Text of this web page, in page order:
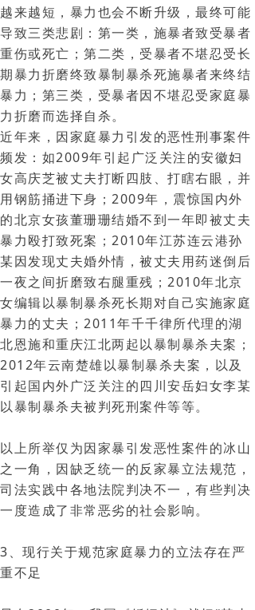
越来越短，暴力也会不断升级，最终可能
导致三类悲剧：第一类，施暴者致受暴者
重伤或死亡；第二类，受暴者不堪忍受长
期暴力折磨终致暴制暴杀死施暴者来终结
暴力；第三类，受暴者因不堪忍受家庭暴
力折磨而选择自杀。
近年来，因家庭暴力引发的恶性刑事案件
频发：如2009年引起广泛关注的安徽妇
女高庆芝被丈夫打断四肢、打瞎右眼，并
用钢筋捅进下身；2009年，震惊国内外
的北京女孩董珊珊结婚不到一年即被丈夫
暴力殴打致死案；2010年江苏连云港孙
某因发现丈夫婚外情，被丈夫用药迷倒后
一夜之间折磨致右腿重残；2010年北京
女编辑以暴制暴杀死长期对自己实施家庭
暴力的丈夫；2011年千千律所代理的湖
北恩施和重庆江北两起以暴制暴杀夫案；
2012年云南楚雄以暴制暴杀夫案，以及
引起国内外广泛关注的四川安岳妇女李某
以暴制暴杀夫被判死刑案件等等。
以上所举仅为因家暴引发恶性案件的冰山
之一角，因缺乏统一的反家暴立法规范，
司法实践中各地法院判决不一，有些判决
一度造成了非常恶劣的社会影响。
3、现行关于规范家庭暴力的立法存在严
重不足